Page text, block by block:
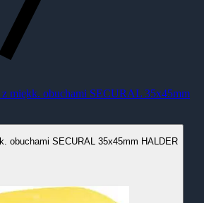
z miękk. obuchami SECURAL 35x45mm
obuchami SECURAL 35x45mm HALDER